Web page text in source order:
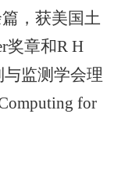
，获美国土
奖章和R H
监测学会理
for